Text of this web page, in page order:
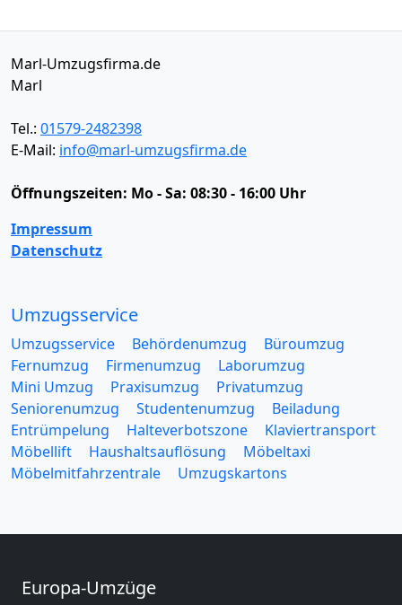
Marl-Umzugsfirma.de
Marl
Tel.: 01579-2482398
E-Mail: info@marl-umzugsfirma.de
Öffnungszeiten: Mo - Sa: 08:30 - 16:00 Uhr
Impressum
Datenschutz
Umzugsservice
Umzugsservice Behördenumzug
Büroumzug
Fernumzug
Firmenumzug
Laborumzug
Mini Umzug
Praxisumzug
Privatumzug
Seniorenumzug
Studentenumzug
Beiladung
Entrümpelung
Halteverbotszone
Klaviertransport
Möbellift
Haushaltsauflösung
Möbeltaxi
Möbelmitfahrzentrale
Umzugskartons
Europa-Umzüge